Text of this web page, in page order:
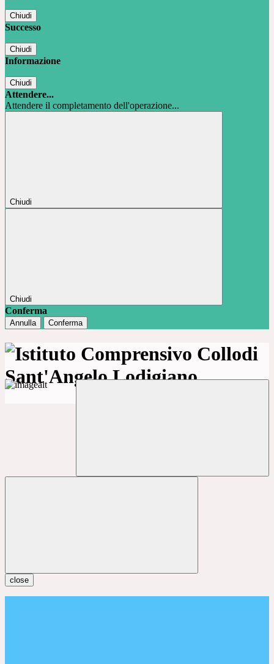
Chiudi
Successo
Chiudi
Informazione
Chiudi
Attendere...
Attendere il completamento dell'operazione...
Chiudi
Chiudi
Conferma
Annulla Conferma
close